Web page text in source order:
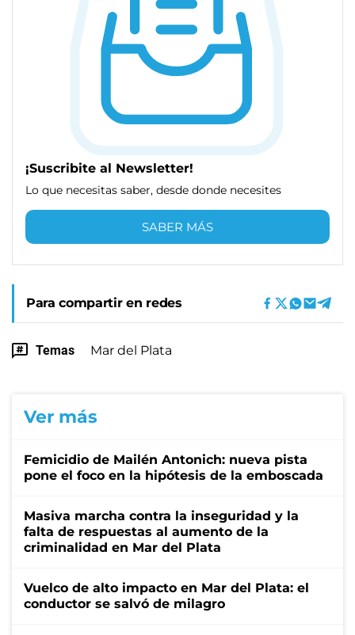
¡Suscribite al Newsletter!
Lo que necesitas saber, desde donde necesites
SABER MÁS
Para compartir en redes
Temas Mar del Plata
Ver más
Femicidio de Mailén Antonich: nueva pista
pone el foco en la hipótesis de la emboscada
Masiva marcha contra la inseguridad y la
falta de respuestas al aumento de la
criminalidad en Mar del Plata
Vuelco de alto impacto en Mar del Plata: el
conductor se salvó de milagro